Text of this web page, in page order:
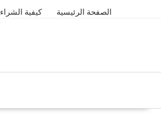
الصفحة الرئيسية كيفية الشراء